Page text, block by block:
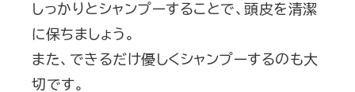
しっかりとシャンプーすることで、頭皮を清潔
に保ちましょう。
また、できるだけ優しくシャンプーするのも大
切です。